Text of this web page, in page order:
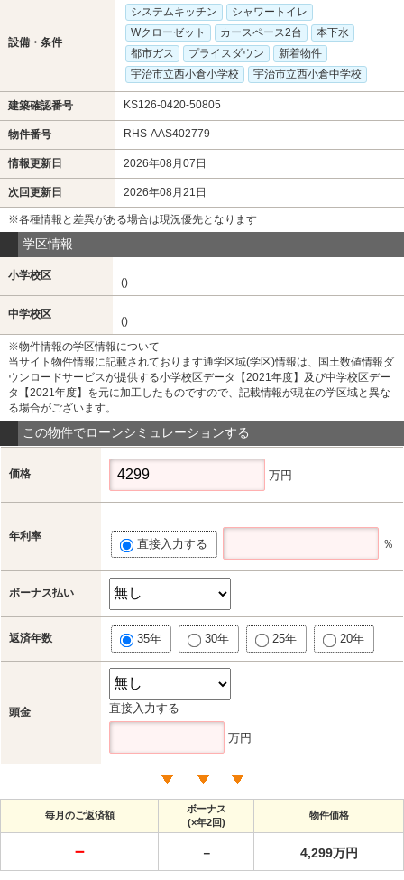
設備・条件
システムキッチン
シャワートイレ
Wクローゼット
カースペース2台
本下水
都市ガス
プライスダウン
新着物件
宇治市立西小倉小学校
宇治市立西小倉中学校
建築確認番号 KS126-0420-50805
物件番号 RHS-AAS402779
情報更新日 2026年08月07日
次回更新日 2026年08月21日
※各種情報と差異がある場合は現況優先となります
学区情報
小学校区
()
中学校区
()
※物件情報の学区情報について
当サイト物件情報に記載されております通学区域(学区)情報は、国土数値情報ダ
ウンロードサービスが提供する小学校区データ【2021年度】及び中学校区デー
タ【2021年度】を元に加工したものですので、記載情報が現在の学区域と異な
る場合がございます。
この物件でローンシミュレーションする
価格 万円
年利率
直接入力する ％
ボーナス払い
返済年数 35年 30年 25年 20年
頭金 直接入力する
万円
毎月のご返済額
ボーナス
(×年2回)
物件価格
－ － 4,299万円